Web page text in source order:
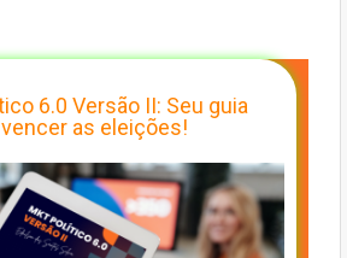
6.0 Versão II: Seu guia
as eleições!